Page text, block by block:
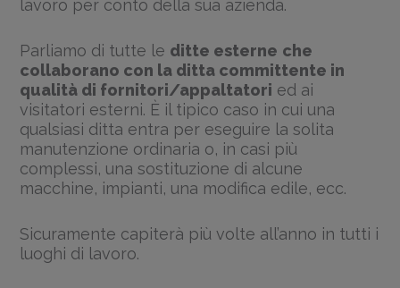
lavoro per conto della sua azienda.
Parliamo di tutte le ditte esterne che
collaborano con la ditta committente in
qualità di fornitori/appaltatori ed ai
visitatori esterni. È il tipico caso in cui una
qualsiasi ditta entra per eseguire la solita
manutenzione ordinaria o, in casi più
complessi, una sostituzione di alcune
macchine, impianti, una modifica edile, ecc.
Sicuramente capiterà più volte all’anno in tutti i
luoghi di lavoro.